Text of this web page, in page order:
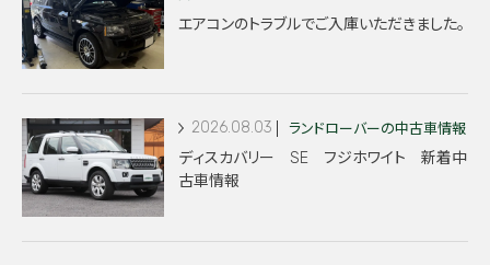
エアコンのトラブルでご入庫いただきました。
2026.08.03 ランドローバーの中古車情報
ディスカバリー SE フジホワイト 新着中
古車情報